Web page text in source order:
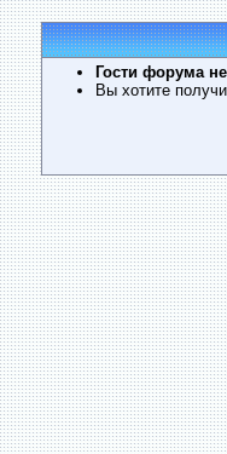
Гости форума
Вы хотите